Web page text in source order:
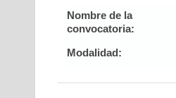
Nombre de la
convocatoria:
Modalidad: